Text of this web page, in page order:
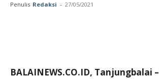
Penulis Redaksi - 27/05/2021
BALAINEWS.CO.ID, Tanjungbalai –